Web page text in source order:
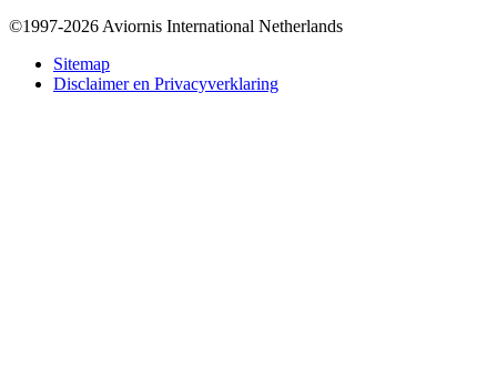
Bottom
©1997-2026 Aviornis International Netherlands
Sitemap
Disclaimer en Privacyverklaring